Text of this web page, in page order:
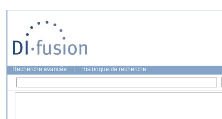
Recherche avancée Historique de recherche